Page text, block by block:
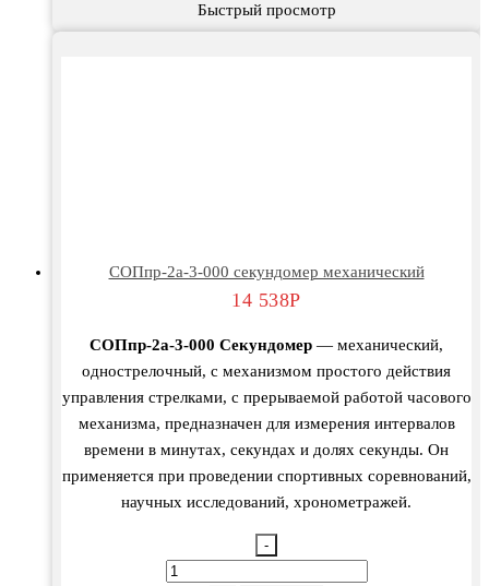
Быстрый просмотр
СОПпр-2а-3-000 секундомер механический
14 538Р
СОПпр-2а-3-000 Секундомер — механический,
однострелочный, с механизмом простого действия
управления стрелками, с прерываемой работой часового
механизма, предназначен для измерения интервалов
времени в минутах, секундах и долях секунды. Он
применяется при проведении спортивных соревнований,
научных исследований, хронометражей.
-
Количество